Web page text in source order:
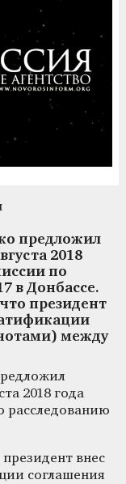
предложил
2018
по
в Донбассе.
президент
между
2018 года
расследованию
внес
соглашения